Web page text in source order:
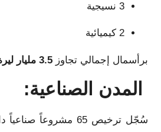
3 نسيجية
2 كيميائية
برأسمال إجمالي تجاوز 3.5 مليار ليرة
المدن الصناعية: